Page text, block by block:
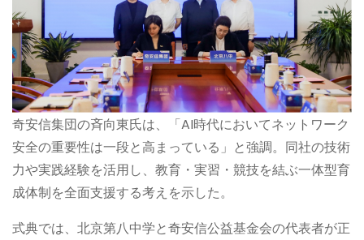
奇安信集団の斉向東氏は、「AI時代においてネットワーク
安全の重要性は一段と高まっている」と強調。同社の技術
力や実践経験を活用し、教育・実習・競技を結ぶ一体型育
成体制を全面支援する考えを示した。
式典では、北京第八中学と奇安信公益基金会の代表者が正